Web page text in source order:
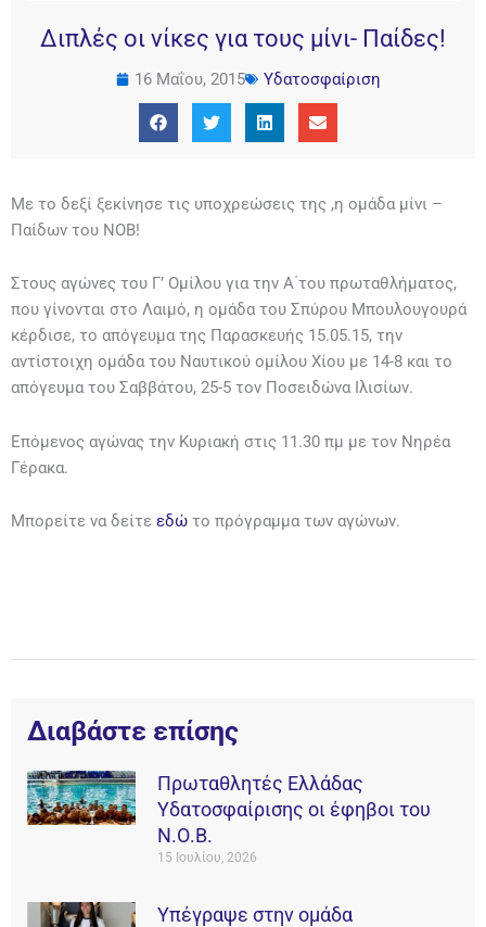
Διπλές οι νίκες για τους μίνι- Παίδες!
16 Μαΐου, 2015 Υδατοσφαίριση
Με το δεξί ξεκίνησε τις υποχρεώσεις της ,η ομάδα μίνι –
Παίδων του ΝΟΒ!
Στους αγώνες του Γ’ Ομίλου για την Α΄του πρωταθλήματος,
που γίνονται στο Λαιμό, η ομάδα του Σπύρου Μπουλουγουρά
κέρδισε, το απόγευμα της Παρασκευής 15.05.15, την
αντίστοιχη ομάδα του Ναυτικού ομίλου Χίου με 14-8 και το
απόγευμα του Σαββάτου, 25-5 τον Ποσειδώνα Ιλισίων.
Επόμενος αγώνας την Κυριακή στις 11.30 πμ με τον Νηρέα
Γέρακα.
Μπορείτε να δείτε εδώ το πρόγραμμα των αγώνων.
Διαβάστε επίσης
Πρωταθλητές Ελλάδας
Υδατοσφαίρισης οι έφηβοι του
Ν.Ο.Β.
15 Ιουλίου, 2026
Υπέγραψε στην ομάδα